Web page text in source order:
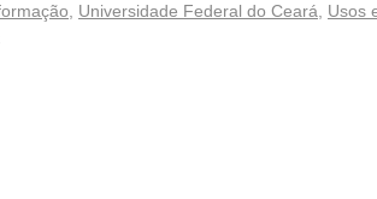
Universidade Federal do Ceará
Usos